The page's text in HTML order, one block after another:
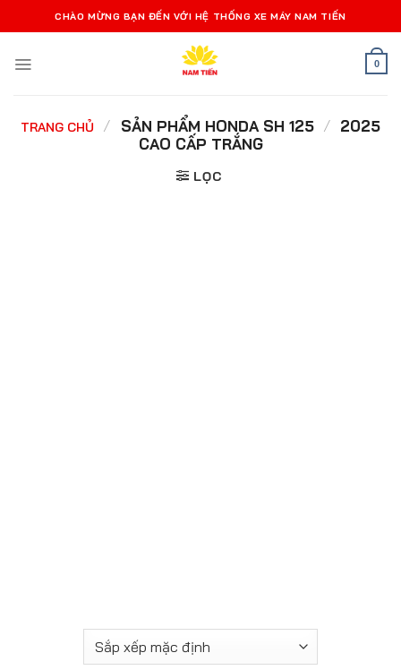
qua
dung
CHÀO MỪNG BẠN ĐẾN VỚI HỆ THỐNG XE MÁY NAM TIẾN
0
TRANG CHỦ / SẢN PHẨM HONDA SH 125 / 2025
CAO CẤP TRẮNG
LỌC